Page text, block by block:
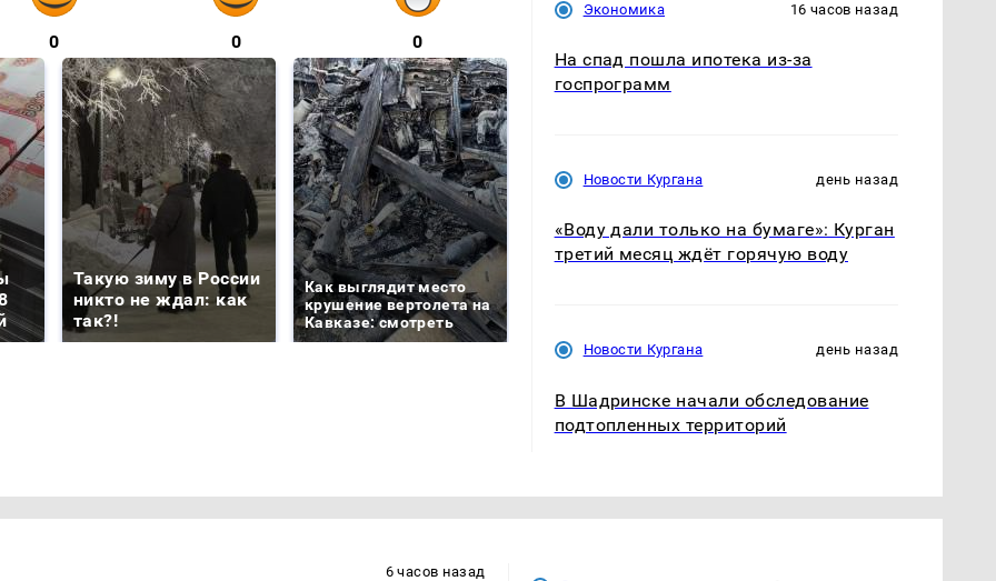
0 0 0
Такую зиму в России
никто не ждал: как
так?!
Как выглядит место
крушение вертолета на
Кавказе: смотреть
Экономика 16 часов назад
На спад пошла ипотека из-за
госпрограмм
Новости Кургана день назад
«Воду дали только на бумаге»: Курган
третий месяц ждёт горячую воду
Новости Кургана день назад
В Шадринске начали обследование
подтопленных территорий
6 часов назад